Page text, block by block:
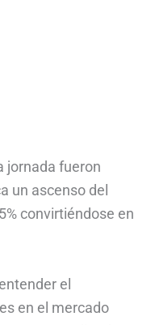
jornada fueron
un ascenso del
convirtiéndose en
el
en el mercado